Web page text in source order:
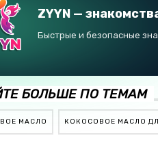
ZYYN —
Быстрые и безопасные
БОЛЬШЕ ПО ТЕМАМ
МАСЛО КОКОСОВОЕ МАСЛО